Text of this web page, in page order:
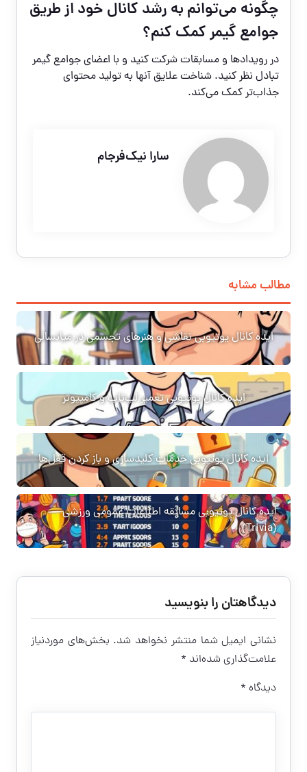
چگونه می‌توانم به رشد کانال خود از طریق
جوامع گیمر کمک کنم؟
در رویدادها و مسابقات شرکت کنید و با اعضای جوامع گیمر
تبادل نظر کنید. شناخت علایق آنها به تولید محتوای
جذاب‌تر کمک می‌کند.
سارا نیک‌فرجام
مطالب مشابه
ایده کانال یوتیوبی نقاشی و هنرهای تجسمی در میانسالی
ایده کانال یوتیوبی تعمیر لپ‌تاپ و کامپیوتر
ایده کانال یوتیوبی خدمات کلیدسازی و باز کردن قفل‌ها
ایده کانال یوتیوبی مسابقه اطلاعات عمومی ورزشی
(Trivia)
دیدگاهتان را بنویسید
نشانی ایمیل شما منتشر نخواهد شد. بخش‌های موردنیاز
علامت‌گذاری شده‌اند *
دیدگاه *